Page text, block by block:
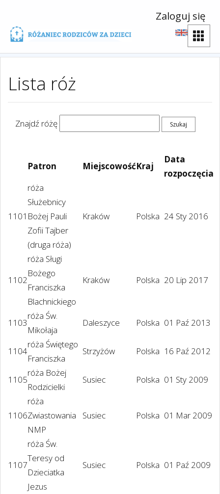
Zaloguj się
Lista róż
Znajdź różę
Patron MiejscowośćKraj
Data
rozpoczęcia
1101
róża
Służebnicy
Bożej Pauli
Zofii Tajber
(druga róża)
Kraków Polska 24 Sty 2016
1102
róża Sługi
Bożego
Franciszka
Blachnickiego
Kraków Polska 20 Lip 2017
1103
róża Św.
Mikołaja
Daleszyce Polska 01 Paź 2013
1104
róża Świętego
Franciszka
Strzyżów Polska 16 Paź 2012
1105
róża Bożej
Rodzicielki
Susiec Polska 01 Sty 2009
1106
róża
Zwiastowania
NMP
Susiec Polska 01 Mar 2009
1107
róża Św.
Teresy od
Dzieciatka
Jezus
Susiec Polska 01 Paź 2009